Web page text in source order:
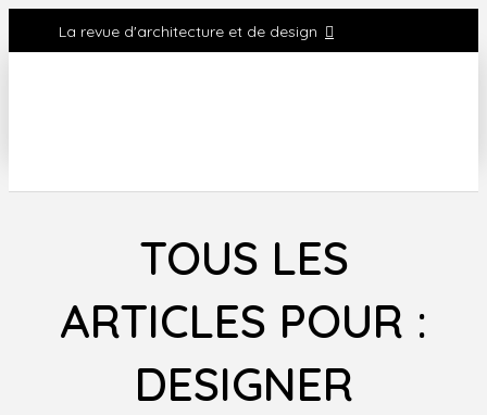
La revue d'architecture et de design
TOUS LES
ARTICLES POUR :
DESIGNER